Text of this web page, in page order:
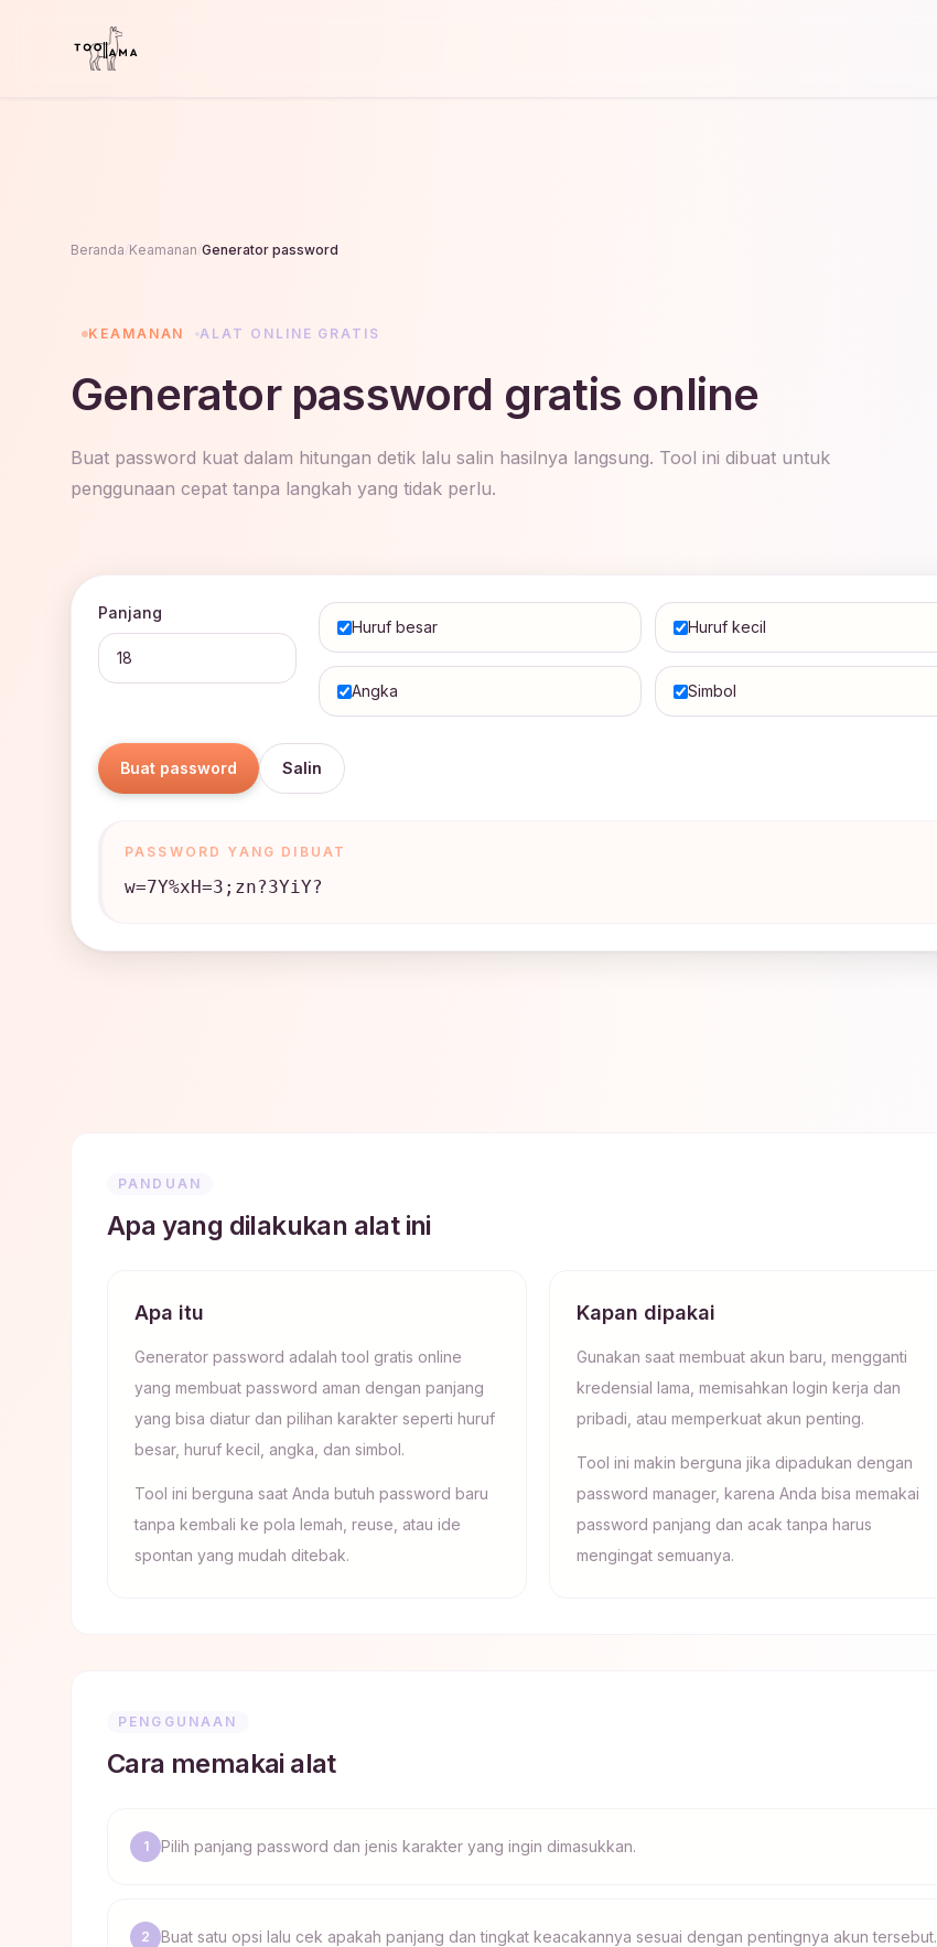
Beranda Keamanan Generator password
KEAMANAN ALAT ONLINE GRATIS
Generator password gratis online
Buat password kuat dalam hitungan detik lalu salin hasilnya langsung. Tool ini dibuat untuk
penggunaan cepat tanpa langkah yang tidak perlu.
Panjang
Huruf besar Huruf kecil
Angka Simbol
Buat password Salin
PASSWORD YANG DIBUAT
w=7Y%xH=3;zn?3YiY?
PANDUAN
Apa yang dilakukan alat ini
Apa itu
Generator password adalah tool gratis online
yang membuat password aman dengan panjang
yang bisa diatur dan pilihan karakter seperti huruf
besar, huruf kecil, angka, dan simbol.
Tool ini berguna saat Anda butuh password baru
tanpa kembali ke pola lemah, reuse, atau ide
spontan yang mudah ditebak.
Kapan dipakai
Gunakan saat membuat akun baru, mengganti
kredensial lama, memisahkan login kerja dan
pribadi, atau memperkuat akun penting.
Tool ini makin berguna jika dipadukan dengan
password manager, karena Anda bisa memakai
password panjang dan acak tanpa harus
mengingat semuanya.
PENGGUNAAN
Cara memakai alat
1 Pilih panjang password dan jenis karakter yang ingin dimasukkan.
2 Buat satu opsi lalu cek apakah panjang dan tingkat keacakannya sesuai dengan pentingnya akun tersebut.